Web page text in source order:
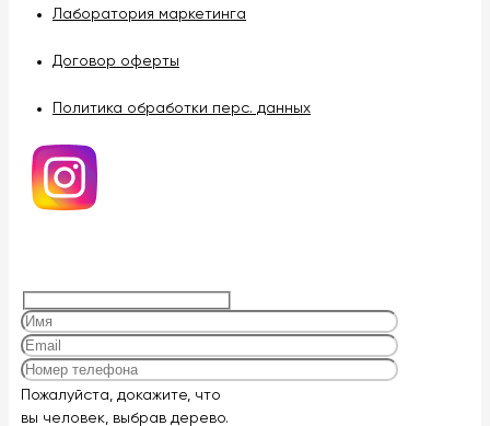
Лаборатория маркетинга
Договор оферты
Политика обработки перс. данных
Оставьте
это
Пожалуйста, докажите, что
вы человек, выбравдерево.